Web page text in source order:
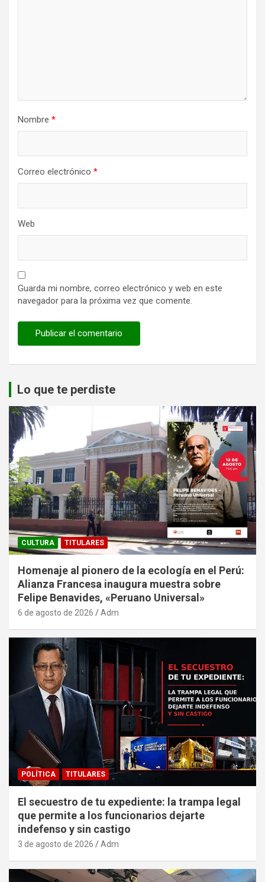
Nombre *
Correo electrónico *
Web
Guarda mi nombre, correo electrónico y web en este
navegador para la próxima vez que comente.
Lo que te perdiste
CULTURA TITULARES
Homenaje al pionero de la ecología en el Perú:
Alianza Francesa inaugura muestra sobre
Felipe Benavides, «Peruano Universal»
6 de agosto de 2026 Adm
POLÍTICA TITULARES
El secuestro de tu expediente: la trampa legal
que permite a los funcionarios dejarte
indefenso y sin castigo
3 de agosto de 2026 Adm